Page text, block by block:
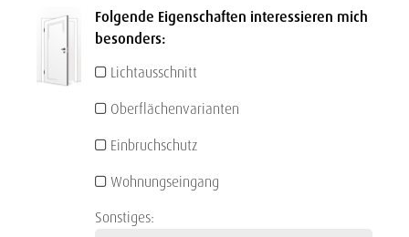
Folgende Eigenschaften interessieren mich
besonders:
Lichtausschnitt
Oberflächenvarianten
Einbruchschutz
Wohnungseingang
Sonstiges: